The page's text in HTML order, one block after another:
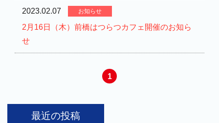
2023.02.07 お知らせ
2月16日（木）前橋はつらつカフェ開催のお知ら
せ
1
最近の投稿